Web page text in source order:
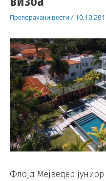
Препорачани вести /
Флојд Мејведер